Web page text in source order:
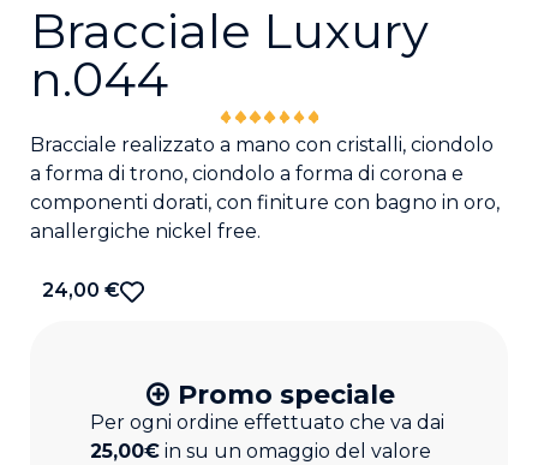
Bracciale Luxury
n.044
Bracciale realizzato a mano con cristalli, ciondolo
a forma di trono, ciondolo a forma di corona e
componenti dorati, con finiture con bagno in oro,
anallergiche nickel free.
24,00 €
Promo speciale
Per ogni ordine effettuato che va dai
25,00€ in su un omaggio del valore